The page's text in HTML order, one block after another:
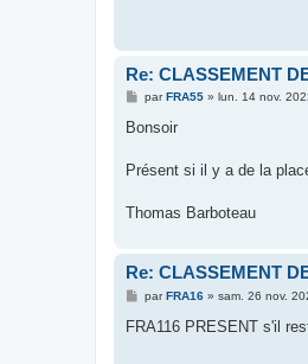
Re: CLASSEMENT
M
s
g
parFRA55» lun. 14 nov.
Bonsoir
Présent si il y a de la
Thomas Barboteau
Re: CLASSEMENT
M
s
parFRA16» sam. 26 nov.
FRA116 PRESENT s'il